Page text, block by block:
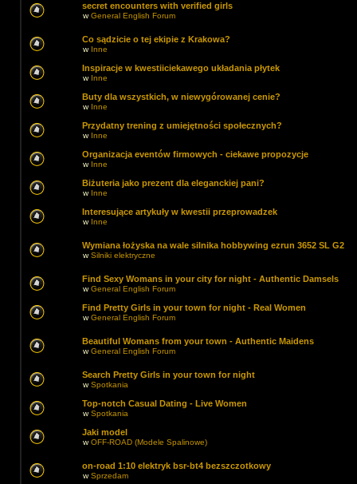
secret encounters with verified girls
wGeneral English Forum
Co sądzicie o tej ekipie z Krakowa?
w Inne
Inspiracje w kwestiiciekawego układania płytek
w Inne
Buty dla wszystkich, w niewygórowanej cenie?
w Inne
Przydatny trening z umiejętności społecznych?
w Inne
Organizacja eventów firmowych - ciekawe propozycje
w Inne
Biżuteria jako prezent dla eleganckiej pani?
w Inne
Interesujące artykuły w kwestii przeprowadzek
w Inne
Wymiana łożyska na wale silnika hobbywing ezrun 3652 SL G2
wSilniki elektryczne
Find Sexy Womans in your city for night - Authentic Damsels
wGeneral English Forum
Find Pretty Girls in your town for night - Real Women
wGeneral English Forum
Beautiful Womans from your town - Authentic Maidens
wGeneral English Forum
Search Pretty Girls in your town for night
wSpotkania
Top-notch Сasual Dating - Live Women
wSpotkania
Jaki model
wOFF-ROAD (Modele Spalinowe)
on-road 1:10 elektryk bsr-bt4 bezszczotkowy
wSprzedam